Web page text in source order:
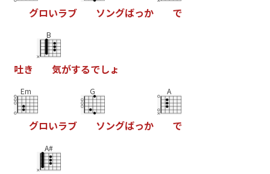
グロいラブ ソングばっか で
吐き
B
気がするでしょ
Em
グロいラブ
G
ソングばっか
A
で
A#